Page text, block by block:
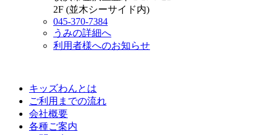
2F (並木シーサイド内)
045-370-7384
うみの詳細へ
利用者様へのお知らせ
キッズわんとは
ご利用までの流れ
会社概要
各種ご案内